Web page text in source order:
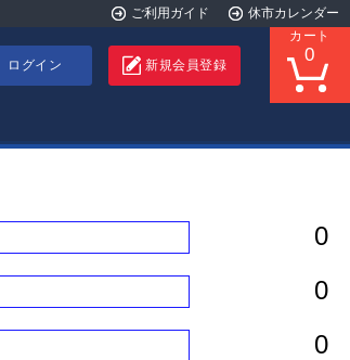
休市カレンダー
ご利用ガイド
カート
0
新規会員登録
ログイン
0
0
0